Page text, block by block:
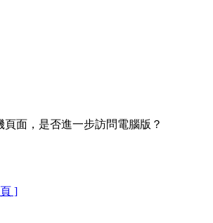
面，是否進一步訪問電腦版？
]